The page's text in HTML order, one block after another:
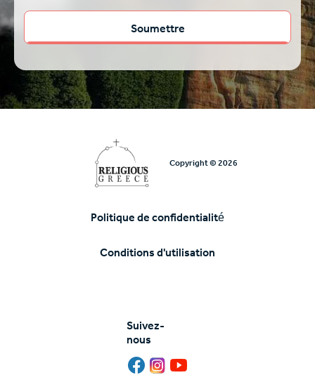
Copyright © 2026
Υποσέλιδο
Politique de confidentialité
Conditions d'utilisation
Suivez-
nous